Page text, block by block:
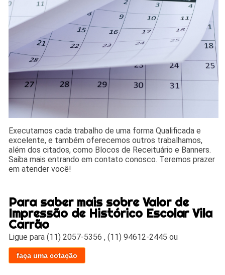
Executamos cada trabalho de uma forma Qualificada e
excelente, e também oferecemos outros trabalhamos,
além dos citados, como Blocos de Receituário e Banners.
Saiba mais entrando em contato conosco. Teremos prazer
em atender você!
Para saber mais sobre Valor de
Impressão de Histórico Escolar Vila
Carrão
Ligue para(11) 2057-5356 ,(11) 94612-2445 ou
faça uma cotação